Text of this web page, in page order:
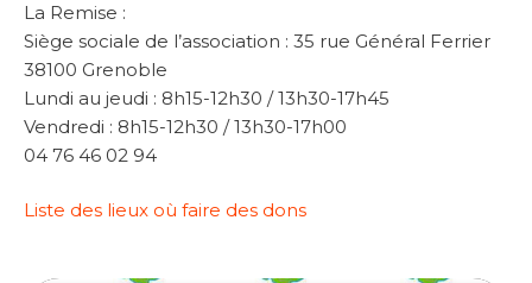
La Remise :
Siège sociale de l’association : 35 rue Général Ferrier
38100 Grenoble
Lundi au jeudi : 8h15-12h30 / 13h30-17h45
Vendredi : 8h15-12h30 / 13h30-17h00
04 76 46 02 94
Liste des lieux où faire des dons